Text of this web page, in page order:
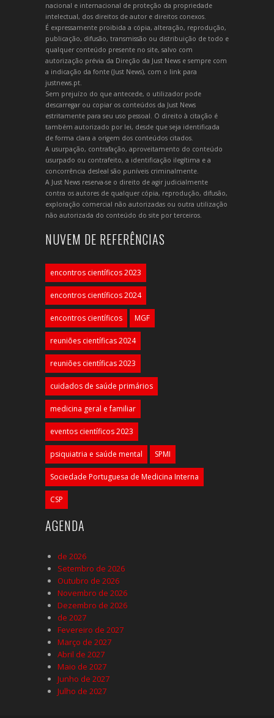
nacional e internacional de proteção da propriedade
intelectual, dos direitos de autor e direitos conexos.
É expressamente proibida a cópia, alteração, reprodução,
publicação, difusão, transmissão ou distribuição de todo e
qualquer conteúdo presente no site, salvo com
autorização prévia da Direção da Just News e sempre com
a indicação da fonte (Just News), com o link para
justnews.pt.
Sem prejuízo do que antecede, o utilizador pode
descarregar ou copiar os conteúdos da Just News
estritamente para seu uso pessoal. O direito à citação é
também autorizado por lei, desde que seja identificada
de forma clara a origem dos conteúdos citados.
A usurpação, contrafação, aproveitamento do conteúdo
usurpado ou contrafeito, a identificação ilegítima e a
concorrência desleal são puníveis criminalmente.
A Just News reserva-se o direito de agir judicialmente
contra os autores de qualquer cópia, reprodução, difusão,
exploração comercial não autorizadas ou outra utilização
não autorizada do conteúdo do site por terceiros.
NUVEM DE REFERÊNCIAS
encontros científicos 2023
encontros científicos 2024
encontros científicos MGF
reuniões científicas 2024
reuniões científicas 2023
cuidados de saúde primários
medicina geral e familiar
eventos científicos 2023
psiquiatria e saúde mental SPMI
Sociedade Portuguesa de Medicina Interna
CSP
AGENDA
de 2026
Setembro de 2026
Outubro de 2026
Novembro de 2026
Dezembro de 2026
de 2027
Fevereiro de 2027
Março de 2027
Abril de 2027
Maio de 2027
Junho de 2027
Julho de 2027